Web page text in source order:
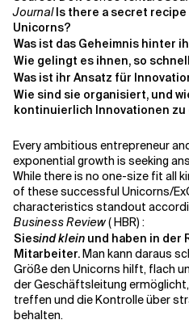
Journal Is there a secret
Unicorns?
Was ist das Geheimnis hinter
Wie gelingt es ihnen, so
Was ist ihr Ansatz für
Wie sind sie organisiert, und
kontinuierlich Innovationen zu
Every ambitious entrepreneur
exponential growth is seeking
While there is no one-size fit all
of these successful Unicorns/
characteristics standout
Business Review( HBR) :
Siesind klein und haben in der
Mitarbeiter.Man kann daraus
Größe den Unicorns hilft, flach
der Geschäftsleitung
treffen und die Kontrolle über
behalten.